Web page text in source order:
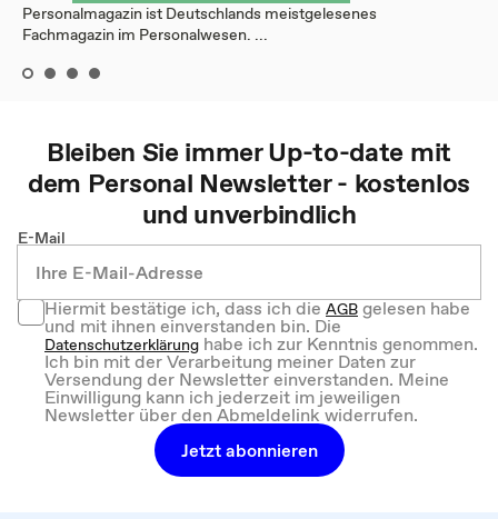
Personalmagazin ist Deutschlands meistgelesenes
Fachmagazin im Personalwesen. ...
Bleiben Sie immer Up-to-date mit
dem Personal Newsletter - kostenlos
und unverbindlich
E-Mail
Hiermit bestätige ich, dass ich dieAGBgelesen habe
und mit ihnen einverstanden bin. Die
Datenschutzerklärung habe ich zur Kenntnis genommen.
Ich bin mit der Verarbeitung meiner Daten zur
Versendung der Newsletter einverstanden. Meine
Einwilligung kann ich jederzeit im jeweiligen
Newsletter über den Abmeldelink widerrufen.
Jetzt abonnieren